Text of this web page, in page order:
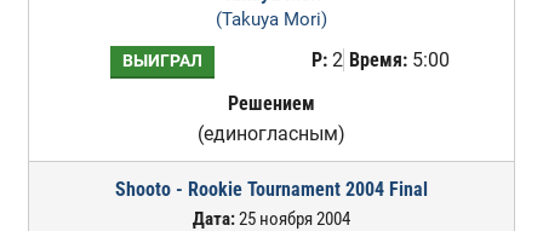
(Takuya Mori)
ВЫИГРАЛ Р:2 Время:5:00
Решением
(единогласным)
Shooto - Rookie Tournament 2004 Final
Дата:25 ноября 2004